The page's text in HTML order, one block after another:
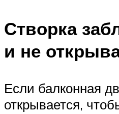
Створка
и не
Если балконная
открывается,